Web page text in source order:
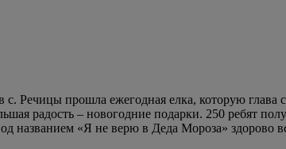
прошла ежегодная елка, которую глава
радость – новогодние подарки. 250 ребят
названием «Я не верю в Деда Мороза» здорово